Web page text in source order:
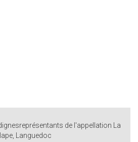
de l'appellation La
Languedoc